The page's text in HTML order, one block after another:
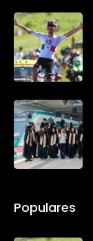
Populares